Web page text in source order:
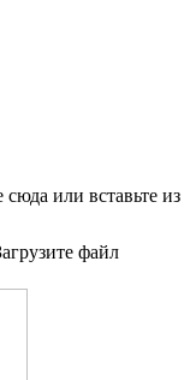
сюда или вставьте из
файл